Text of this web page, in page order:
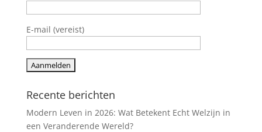
E-mail (vereist)
Recente berichten
Modern Leven in 2026: Wat Betekent Echt Welzijn in
een Veranderende Wereld?